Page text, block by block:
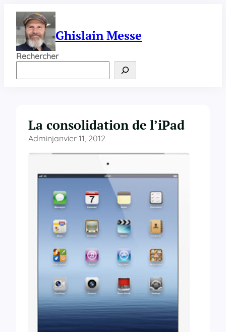
contenu
Ghislain Messe
Rechercher
La consolidation de l’iPad
Adminjanvier 11, 2012